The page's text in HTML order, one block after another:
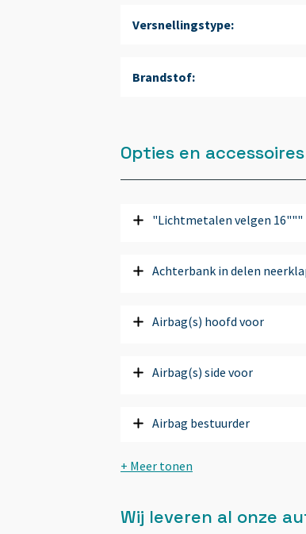
Versnellingstype:
Brandstof:
Opties en accessoires
"Lichtmetalen velgen 16"""
Achterbank in delen
Airbag(s) hoofd voor
Airbag(s) side voor
Airbag bestuurder
Airbag passagier
Airco
Wij leveren al onze